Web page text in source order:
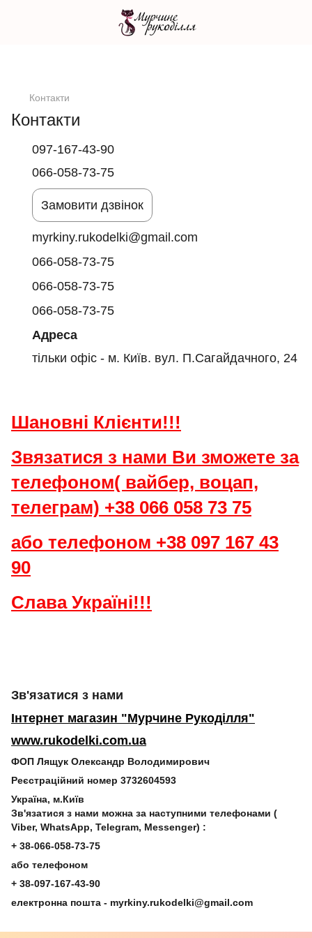
Контакти
Контакти
097-167-43-90
066-058-73-75
Замовити дзвінок
myrkiny.rukodelki@gmail.com
066-058-73-75
066-058-73-75
066-058-73-75
Адреса
тільки офіс - м. Київ. вул. П.Сагайдачного, 24
Шановні Клієнти!!!
Звязатися з нами Ви зможете за
телефоном( вайбер, воцап,
телеграм) +38 066 058 73 75
або телефоном +38 097 167 43
90
Слава Україні!!!
Зв'язатися з нами
Інтернет магазин "Мурчине Рукоділля"
www.rukodelki.com.ua
ФОП Лящук Олександр Володимирович
Реєстраційний номер 3732604593
Україна, м.Київ
Зв'язатися з нами можна за наступними телефонами (
Viber, WhatsApp, Telegram, Messenger) :
+ 38-066-058-73-75
або телефоном
+ 38-097-167-43-90
електронна пошта - myrkiny.rukodelki@gmail.com